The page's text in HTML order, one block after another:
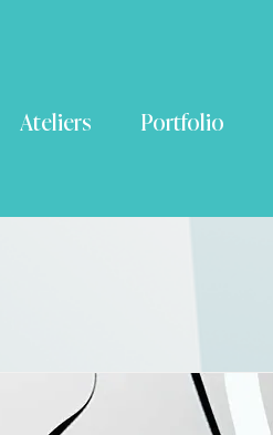
Ateliers Portfolio